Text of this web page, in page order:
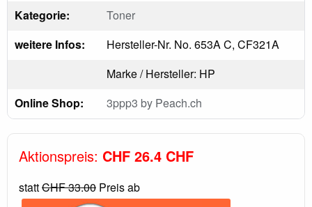
Kategorie:
Toner
weitere Infos:
Hersteller-Nr. No. 653A C, CF321A
Marke / Hersteller: HP
Online Shop:
3ppp3 by Peach.ch
Aktionspreis: CHF 26.4 CHF
stattCHF 33.00 Preis ab